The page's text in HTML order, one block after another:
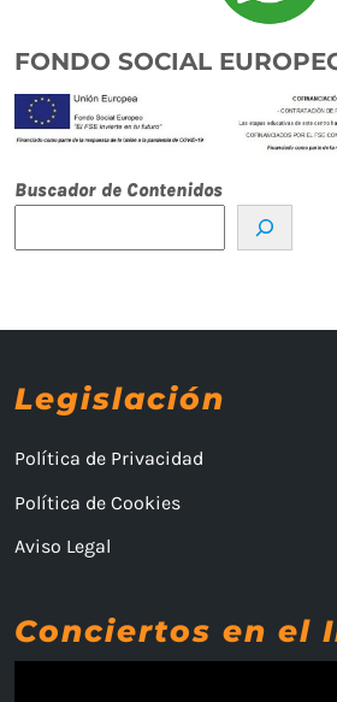
FONDO SOCIAL
Buscador de Contenidos
Legislación
Política de Privacidad
Política de Cookies
Aviso Legal
Conciertos en el